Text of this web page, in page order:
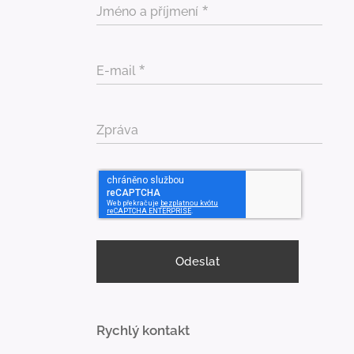
Jméno a příjmení
E-mail
Zpráva
Odeslat
Rychlý kontakt